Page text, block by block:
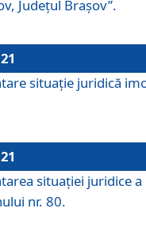
Județul Brașov”.
situație juridică
situației juridice
nr. 80.